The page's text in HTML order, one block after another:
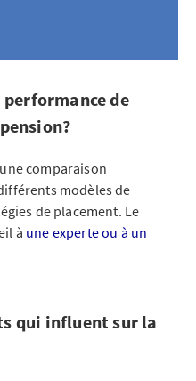
de
comparaison
modèles de
de placement. Le
à une experte ou à un
qui influent sur la